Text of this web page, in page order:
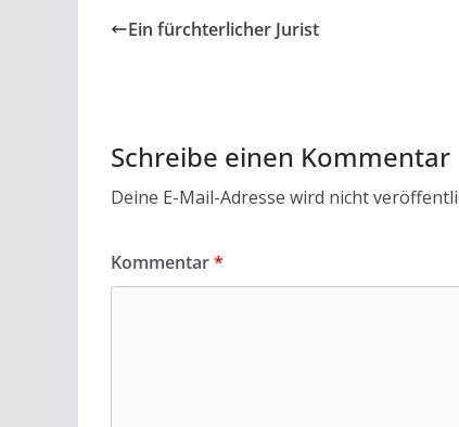
b er s l
Ein fürchterlicher Jurist
Schreibe einen Kommentar
Deine E-Mail-Adresse wird nicht
Kommentar*